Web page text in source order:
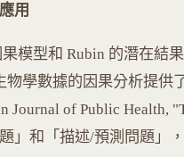
用
模型和 Rubin 的潛在結
物學數據的因果分析提供
Journal of Public Health,
」和「描述/預測問題」